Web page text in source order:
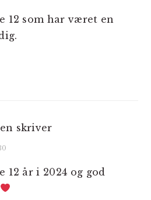
12 som har været en
skriver
12 år i 2024 og god